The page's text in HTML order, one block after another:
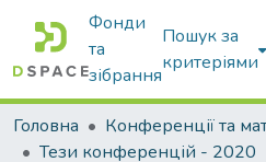
Фонди
та
зібрання
Пошук за
критеріями
Головна
Тези конференцій - 2020